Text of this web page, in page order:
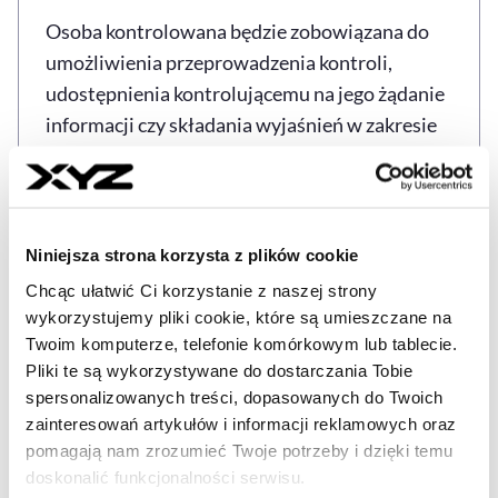
Niniejsza strona korzysta z plików cookie
Chcąc ułatwić Ci korzystanie z naszej strony
wykorzystujemy pliki cookie, które są umieszczane na
Twoim komputerze, telefonie komórkowym lub tablecie.
Pliki te są wykorzystywane do dostarczania Tobie
spersonalizowanych treści, dopasowanych do Twoich
zainteresowań artykułów i informacji reklamowych oraz
pomagają nam zrozumieć Twoje potrzeby i dzięki temu
doskonalić funkcjonalności serwisu.
Osoba kontrolowana będzie zobowiązana do
umożliwienia przeprowadzenia kontroli,
udostępnienia kontrolującemu na jego żądanie
informacji czy składania wyjaśnień w zakresie
przepisy w sprawie orzecznictwa lekarskiego w
niezdolności do pracy, dodatku
pielęgnacyjnego i renty socjalnej. Ponadto
lekarze orzecznicy wykonują kontrolę
prawidłowości orzekania o czasowej
niezdolności do pracy oraz wystawiania
zaświadczeń lekarskich.